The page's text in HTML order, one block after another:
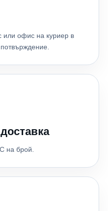
или офис на куриер в
на брой.